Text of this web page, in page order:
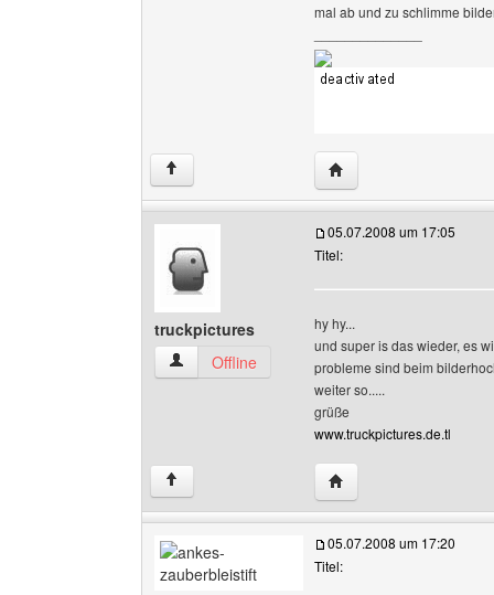
mal ab und zu schlimme
↑ Website dieses
truckpictures
truckpictures Benutzer-Profile anzeigen
Offline
05.07.2008 um 17:05
Titel:
hy hy...
und super is das wieder, es
probleme sind beim
weiter so.....
grüße
www.truckpictures.de.tl
↑ Website dieses
05.07.2008 um 17:20
Titel: